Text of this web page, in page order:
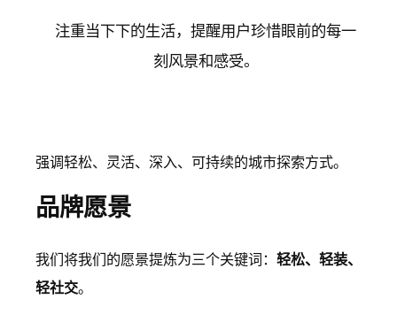
注重当下下的生活，提醒用户珍惜眼前的每一
刻风景和感受。
强调轻松、灵活、深入、可持续的城市探索方式。
品牌愿景
我们将我们的愿景提炼为三个关键词： 轻松、轻装、
轻社交。